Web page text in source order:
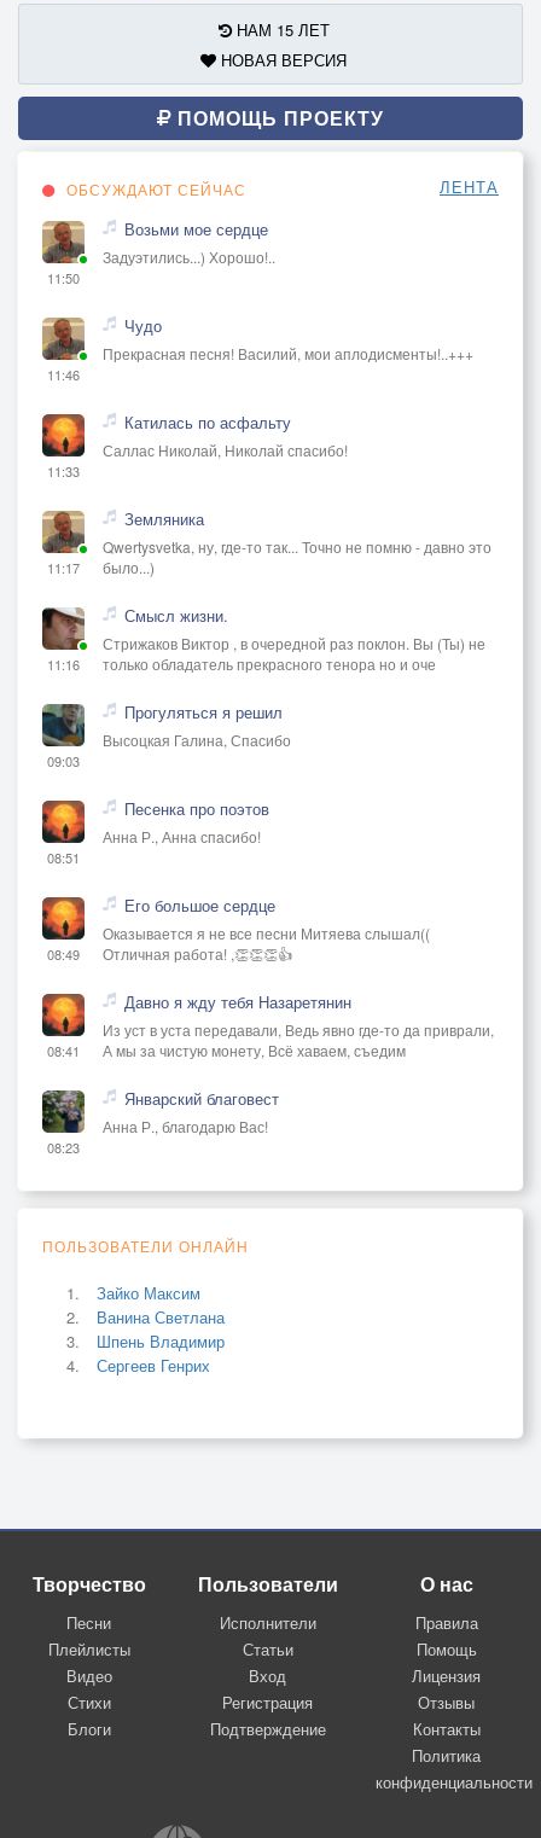
НАМ 15 ЛЕТ
НОВАЯ ВЕРСИЯ
ПОМОЩЬ ПРОЕКТУ
ОБСУЖДАЮТ СЕЙЧАС ЛЕНТА
11:50
Возьми мое сердце
Задуэтились...) Хорошо!..
11:46
Чудо
Прекрасная песня! Василий, мои аплодисменты!..+++
11:33
Катилась по асфальту
Саллас Николай, Николай спасибо!
11:17
Земляника
Qwertysvetka, ну, где-то так... Точно не помню - давно это
было...)
11:16
Смысл жизни.
Стрижаков Виктор , в очередной раз поклон. Вы (Ты) не
только обладатель прекрасного тенора но и оче
09:03
Прогуляться я решил
Высоцкая Галина, Спасибо
08:51
Песенка про поэтов
Анна Р., Анна спасибо!
08:49
Его большое сердце
Оказывается я не все песни Митяева слышал((
Отличная работа! ,👏👏👏👍
08:41
Давно я жду тебя Назаретянин
Из уст в уста передавали, Ведь явно где-то да приврали,
А мы за чистую монету, Всё хаваем, съедим
08:23
Январский благовест
Анна Р., благодарю Вас!
ПОЛЬЗОВАТЕЛИ ОНЛАЙН
Зайко Максим
Ванина Светлана
Шпень Владимир
Сергеев Генрих
Творчество
Песни
Плейлисты
Видео
Стихи
Блоги
Пользователи
Исполнители
Статьи
Вход
Регистрация
Подтверждение
О нас
Правила
Помощь
Лицензия
Отзывы
Контакты
Политика
конфиденциальности